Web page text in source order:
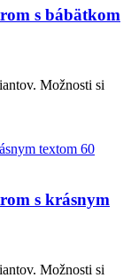
s bábätkom
Možnosti si
s krásnym
Možnosti si